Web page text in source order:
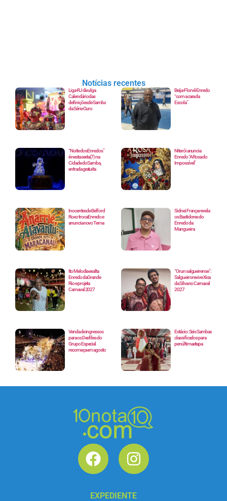
Notícias recentes
Liga-RJ divulga
Calendário das
definições de Samba
da Série Ouro
Beija-Flor vê Enredo
“com a cara da
Escola”
“Noite dos Enredos”
é nesta sexta(7) na
Cidade do Samba,
entrada gratuita
Niterói anuncia
Enredo “A Rosa do
Impossível”
Inocentes de Belford
Roxo troca Enredo e
anuncia novo Tema
Sidnei França revela
os Bastidores do
Enredo da
Mangueira
Ito Melodia exalta
Enredo da Grande
Rio e projeta
Carnaval 2027
“Orun salgueirense”:
Salgueiro revive Xica
da Silva no Carnaval
2027
Venda de ingressos
para os Desfiles do
Grupo Especial
recomeça em agosto
Estácio: Seis Sambas
classificados para
penúltima etapa
EXPEDIENTE